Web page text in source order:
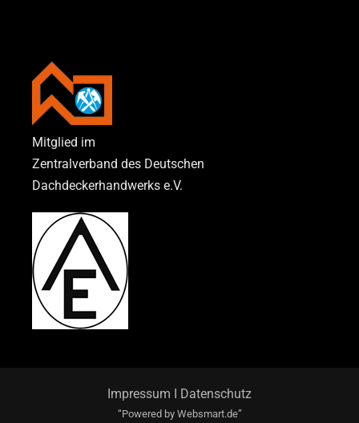
Mitglied im
Zentralverband des Deutschen
Dachdeckerhandwerks e.V.
Impressum I Datenschutz
“Powered by Websmart.de”